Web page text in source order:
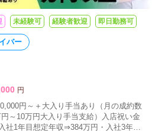
未経験可 経験者歓迎 即日勤務可
バー
円
円～＋大入り手当あり（月の成約数
～10万円大入り手当支給）入店祝い金
社1年目想定年収⇒384万円・入社3年目